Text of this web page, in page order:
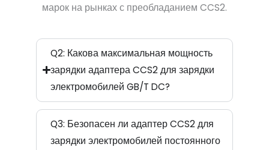
марок на рынках с преобладанием CCS2.
Q2: Какова максимальная мощность
зарядки адаптера CCS2 для зарядки
электромобилей GB/T DC?
Q3: Безопасен ли адаптер CCS2 для
зарядки электромобилей постоянного